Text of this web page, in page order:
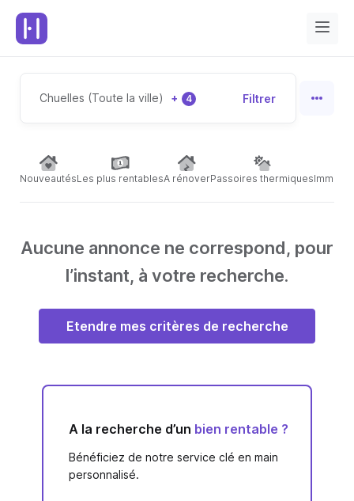
Chuelles (Toute la ville) + 4 Filtrer
NouveautésLes plus rentablesA rénoverPassoires thermiques
Aucune annonce ne correspond, pour
l’instant, à votre recherche.
Etendre mes critères de recherche
A la recherche d’un bien rentable ?
Bénéficiez de notre service clé en main
personnalisé.